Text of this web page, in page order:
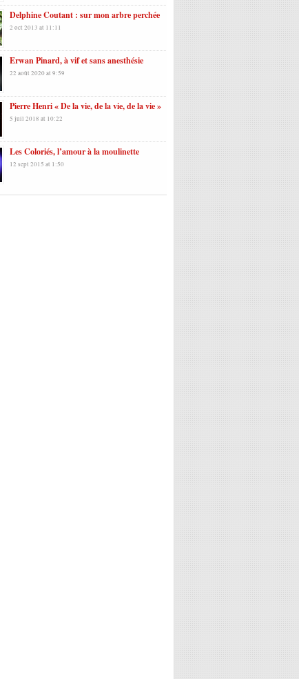
Delphine Coutant : sur mon arbre perchée
2 oct 2013 at 11:11
Erwan Pinard, à vif et sans anesthésie
22 août 2020 at 9:59
Pierre Henri « De la vie, de la vie, de la vie »
5 juil 2018 at 10:22
Les Coloriés, l’amour à la moulinette
12 sept 2015 at 1:50